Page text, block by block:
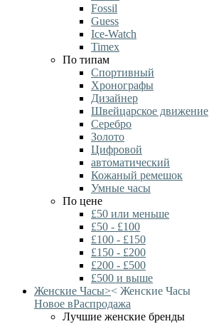
Fossil
Guess
Ice-Watch
Timex
По типам
Спортивный
Хронографы
Дизайнер
Швейцарское движение
Серебро
Золото
Цифровой
автоматический
Кожаный ремешок
Умные часы
По цене
£50 или меньше
£50 - £100
£100 - £150
£150 - £200
£200 - £500
£500 и выше
Женские Часы>< Женские Часы
Новое вРаспродажа
Лучшие женские бренды